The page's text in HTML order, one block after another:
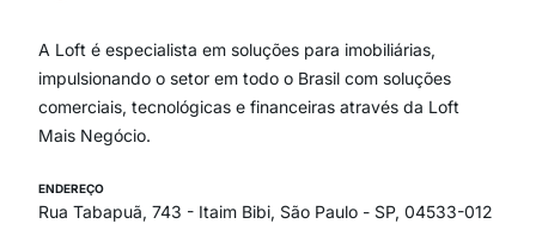
Paraíso
Itaim Bibi
A Loft é especialista em soluções para imobiliárias,
impulsionando o setor em todo o Brasil com soluções
comerciais, tecnológicas e financeiras através da Loft
Mais Negócio.
ENDEREÇO
Rua Tabapuã, 743 - Itaim Bibi, São Paulo - SP, 04533-012